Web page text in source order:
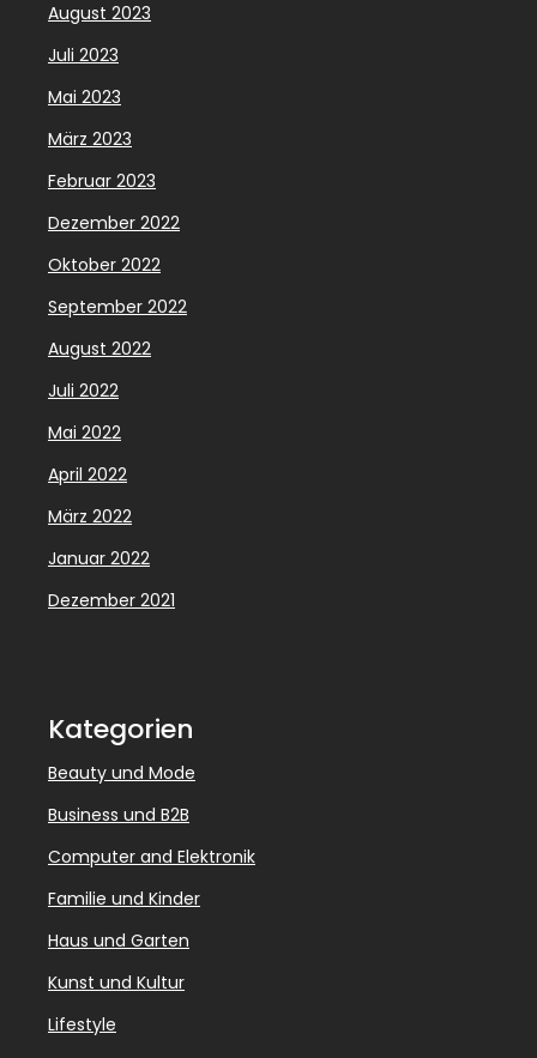
August 2023
Juli 2023
Mai 2023
März 2023
Februar 2023
Dezember 2022
Oktober 2022
September 2022
August 2022
Juli 2022
Mai 2022
April 2022
März 2022
Januar 2022
Dezember 2021
Kategorien
Beauty und Mode
Business und B2B
Computer and Elektronik
Familie und Kinder
Haus und Garten
Kunst und Kultur
Lifestyle